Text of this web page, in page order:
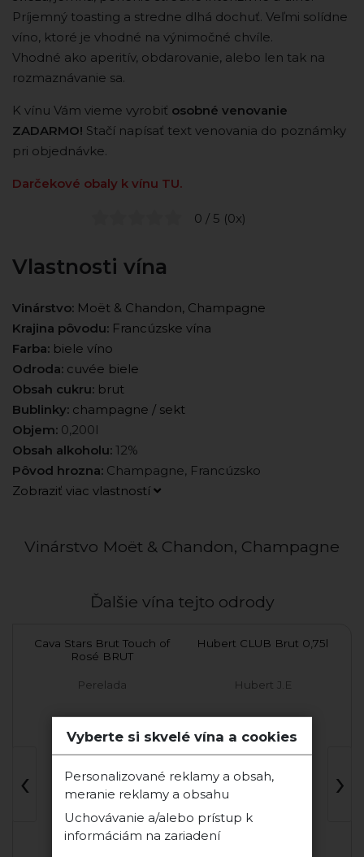
Príjemný toasting a stredne dlhá dochuť. Veľmi solídne
víno, ktoré je vhodné na výnimočné chvíle.
Vhodné ako aperitív, obdarovanie, alebo len tak na
rozmaznávanie sa.
K vínu Vám vieme vyrobiť osobné venovanie
ZADARMO! Stačí napísať text venovania do poznámky
pri objednávke.
Darčekové obaly k vínu TU.
0 / 5 (0x)
Vlastnosti vína
Vinárstvo: Moët & Chandon, Champagne
Krajina pôvodu: Francúzske vína
Farba: biele víno
Odroda: cuvée biele
Obsah cukru: brut
Bublinky: champagne / sekt
Objem: 0,200l
Obsah alkoholu: 12%
Pôvod hrozna: Champagne, Francúzsko
Zobraziť viac vlastností
Vinárstvo Moët & Chandon, Champagne
Ďalšie vína tejto odrody
Cava Stars Brut Touch of
Rosé BRUT
Perelada
Hubert CLUB Brut 0,75l
Hubert J.E
‹ ›
Vyberte si skvelé vína a cookies
Personalizované reklamy a obsah,
meranie reklamy a obsahu
Uchovávanie a/alebo prístup k
informáciám na zariadení